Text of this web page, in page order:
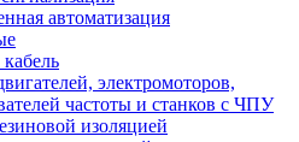
автоматизация
электромоторов,
частоты и станков с ЧПУ
изоляцией